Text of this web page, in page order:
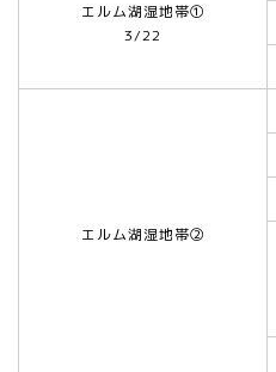
エルム湖湿地帯①
3/22
エルム湖湿地帯②